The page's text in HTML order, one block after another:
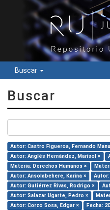
Buscar
Buscar
Autor: Castro Figueroa, Fernando
Autor: Anglés Hernández, Marisol ×
Materia: Derechos Humanos ×
Autor: Ansolabehere, Karina ×
Autor: Gutiérrez Rivas, Rodrigo ×
Autor: Salazar Ugarte, Pedro ×
Autor: Corzo Sosa, Edgar ×
Fecha: